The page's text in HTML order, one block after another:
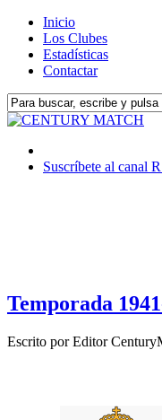
Inicio
Los Clubes
Estadísticas
Contactar
Suscríbete al canal
Temporada
Escrito porEditor